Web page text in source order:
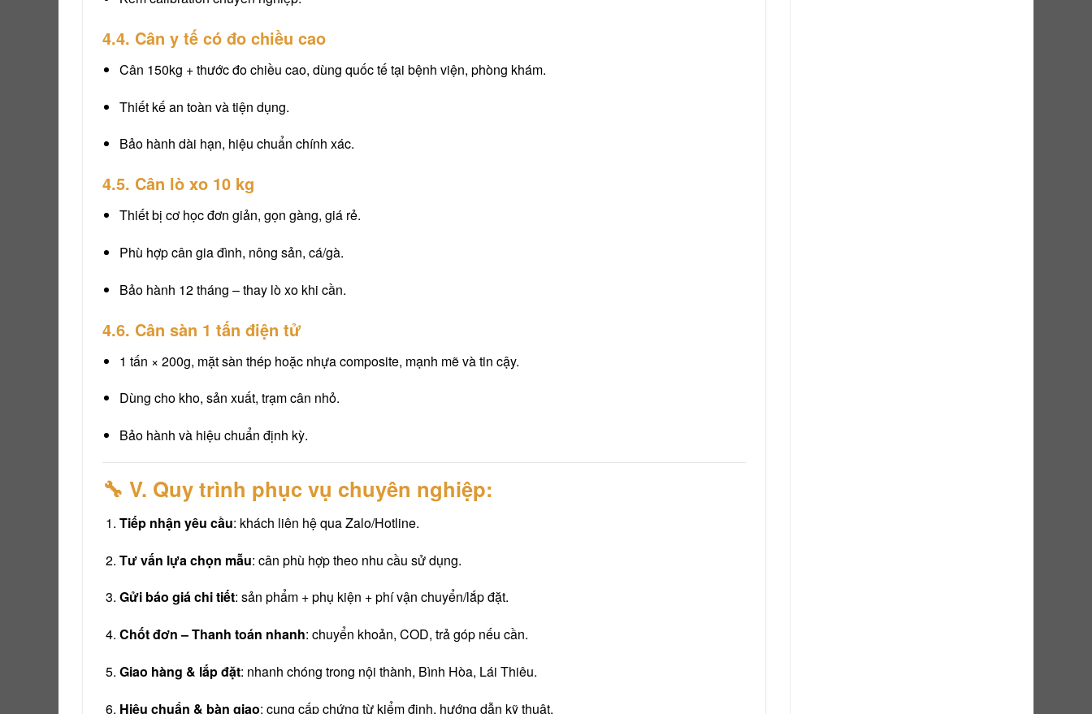
4.4. Cân y tế có đo chiều cao
Cân 150kg + thước đo chiều cao, dùng quốc tế tại bệnh viện, phòng khám.
Thiết kế an toàn và tiện dụng.
Bảo hành dài hạn, hiệu chuẩn chính xác.
4.5. Cân lò xo 10 kg
Thiết bị cơ học đơn giản, gọn gàng, giá rẻ.
Phù hợp cân gia đình, nông sản, cá/gà.
Bảo hành 12 tháng – thay lò xo khi cần.
4.6. Cân sàn 1 tấn điện tử
1 tấn × 200g, mặt sàn thép hoặc nhựa composite, mạnh mẽ và tin cậy.
Dùng cho kho, sản xuất, trạm cân nhỏ.
Bảo hành và hiệu chuẩn định kỳ.
🔧 V. Quy trình phục vụ chuyên nghiệp:
Tiếp nhận yêu cầu: khách liên hệ qua Zalo/Hotline.
Tư vấn lựa chọn mẫu: cân phù hợp theo nhu cầu sử dụng.
Gửi báo giá chi tiết: sản phẩm + phụ kiện + phí vận chuyển/lắp đặt.
Chốt đơn – Thanh toán nhanh: chuyển khoản, COD, trả góp nếu cần.
Giao hàng & lắp đặt: nhanh chóng trong nội thành, Bình Hòa, Lái Thiêu.
Hiệu chuẩn & bàn giao: cung cấp chứng từ kiểm định, hướng dẫn kỹ thuật.